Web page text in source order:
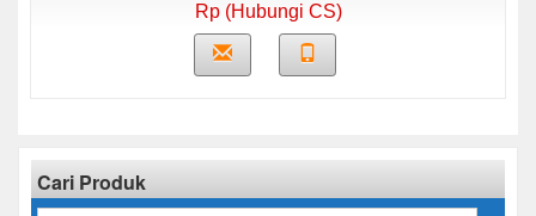
Rp (Hubungi CS)
Cari Produk